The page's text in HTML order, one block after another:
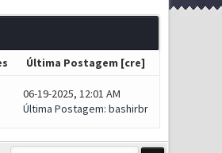
Última Postagem [cre]
06-19-2025, 12:01 AM
Última Postagem: bashirbr